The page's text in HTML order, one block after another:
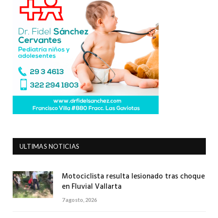
ULTIMAS NOTICIAS
Motociclista resulta lesionado tras choque
en Fluvial Vallarta
7 agosto, 2026